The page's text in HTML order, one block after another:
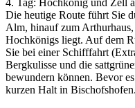
4. Tag: Hochkönig und Zell
Die heutige Route führt Sie
Alm, hinauf zum Arthurhaus,
Hochkönigs liegt. Auf dem
Sie bei einer Schifffahrt
Bergkulisse und die
bewundern können. Bevor
kurzen Halt in Bischofshofen.